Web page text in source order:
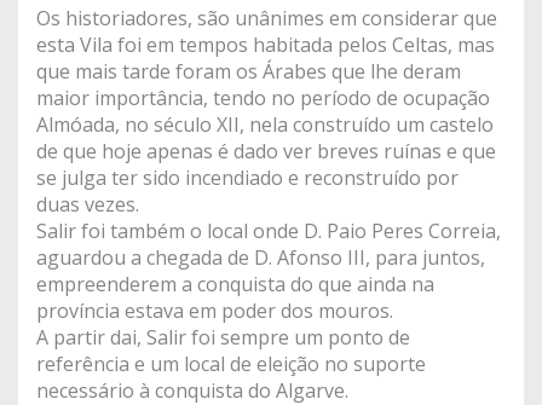
Os historiadores, são unânimes em considerar que
esta Vila foi em tempos habitada pelos Celtas, mas
que mais tarde foram os Árabes que lhe deram
maior importância, tendo no período de ocupação
Almóada, no século XII, nela construído um castelo
de que hoje apenas é dado ver breves ruínas e que
se julga ter sido incendiado e reconstruído por
duas vezes.
Salir foi também o local onde D. Paio Peres Correia,
aguardou a chegada de D. Afonso III, para juntos,
empreenderem a conquista do que ainda na
província estava em poder dos mouros.
A partir dai, Salir foi sempre um ponto de
referência e um local de eleição no suporte
necessário à conquista do Algarve.